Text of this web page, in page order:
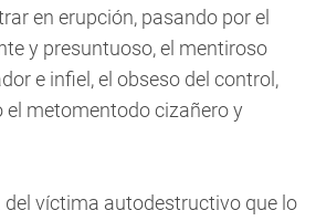
en erupción, pasando por el
y presuntuoso, el mentiroso
e infiel, el obseso del control,
el metomentodo cizañero y
víctima autodestructivo que lo